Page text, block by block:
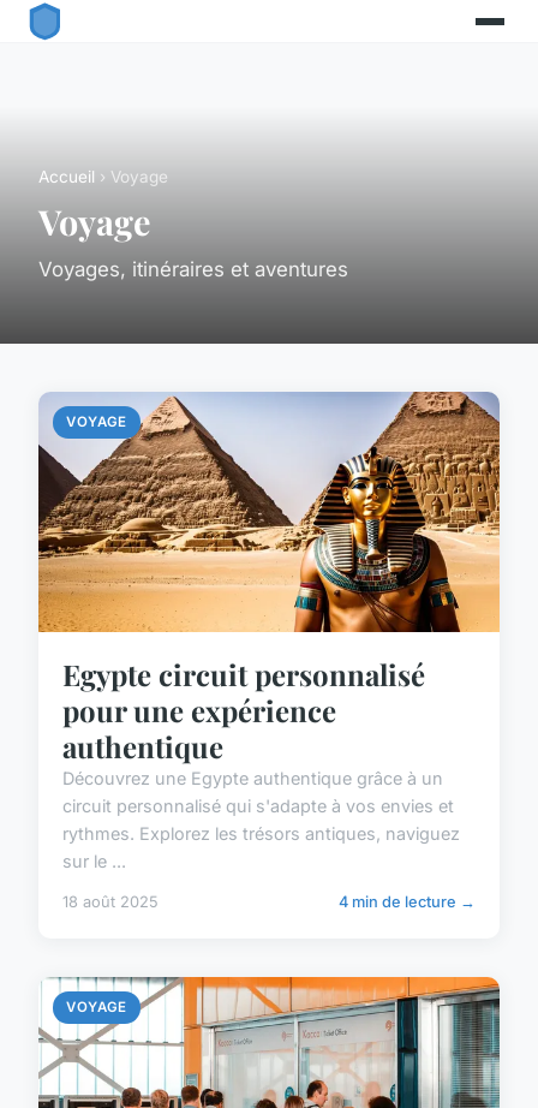
Accueil › Voyage
Voyage
Voyages, itinéraires et aventures
VOYAGE
Egypte circuit personnalisé
pour une expérience
authentique
Découvrez une Egypte authentique grâce à un
circuit personnalisé qui s'adapte à vos envies et
rythmes. Explorez les trésors antiques, naviguez
sur le ...
18 août 2025 4 min de lecture →
VOYAGE